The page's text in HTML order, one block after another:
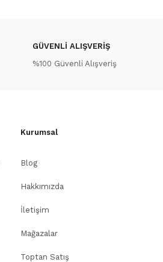
GÜVENLİ ALIŞVERİŞ
%100 Güvenli Alışveriş
Kurumsal
Blog
Hakkımızda
İletişim
Mağazalar
Toptan Satış